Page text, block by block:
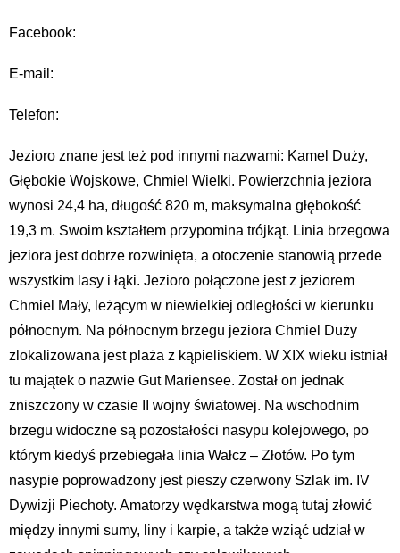
Facebook:
E-mail:
Telefon:
Jezioro znane jest też pod innymi nazwami: Kamel Duży,
Głębokie Wojskowe, Chmiel Wielki. Powierzchnia jeziora
wynosi 24,4 ha, długość 820 m, maksymalna głębokość
19,3 m. Swoim kształtem przypomina trójkąt. Linia brzegowa
jeziora jest dobrze rozwinięta, a otoczenie stanowią przede
wszystkim lasy i łąki. Jezioro połączone jest z jeziorem
Chmiel Mały, leżącym w niewielkiej odległości w kierunku
północnym. Na północnym brzegu jeziora Chmiel Duży
zlokalizowana jest plaża z kąpieliskiem. W XIX wieku istniał
tu majątek o nazwie Gut Mariensee. Został on jednak
zniszczony w czasie II wojny światowej. Na wschodnim
brzegu widoczne są pozostałości nasypu kolejowego, po
którym kiedyś przebiegała linia Wałcz – Złotów. Po tym
nasypie poprowadzony jest pieszy czerwony Szlak im. IV
Dywizji Piechoty. Amatorzy wędkarstwa mogą tutaj złowić
między innymi sumy, liny i karpie, a także wziąć udział w